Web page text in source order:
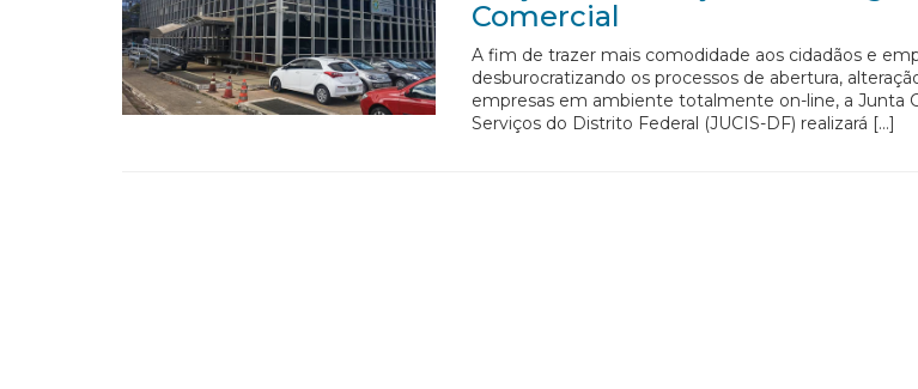
Comercial
A fim de trazer mais comodidade aos cidadãos e
desburocratizando os processos de abertura,
empresas em ambiente totalmente on-line, a Junta
Serviços do Distrito Federal (JUCIS-DF) realizará […]